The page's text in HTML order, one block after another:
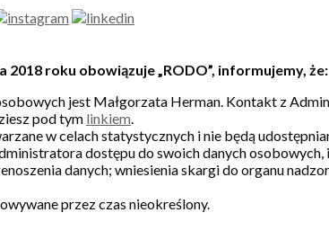
2018 roku obowiązuje „RODO”, informujemy, że:
jest Małgorzata Herman. Kontakt z
pod tym linkiem
w celach statystycznych i nie będą
dostępu do swoich danych
danych; wniesienia skargi do organu
przez czas nieokreślony.